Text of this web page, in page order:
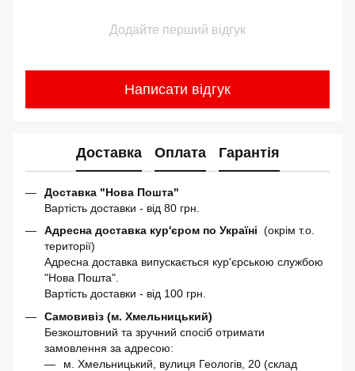
Додайте перший відгук
Написати відгук
Доставка Оплата Гарантія
Доставка "Нова Пошта"
Вартість доставки - від 80 грн.
Адресна доставка кур'єром по Україні (окрім т.о.
території)
Адресна доставка випускається кур'єрською службою
"Нова Пошта".
Вартість доставки - від 100 грн.
Самовивіз (м. Хмельницький)
Безкоштовний та зручний спосіб отримати
замовлення за адресою:
м. Хмельницький, вулиця Геологів, 20 (склад